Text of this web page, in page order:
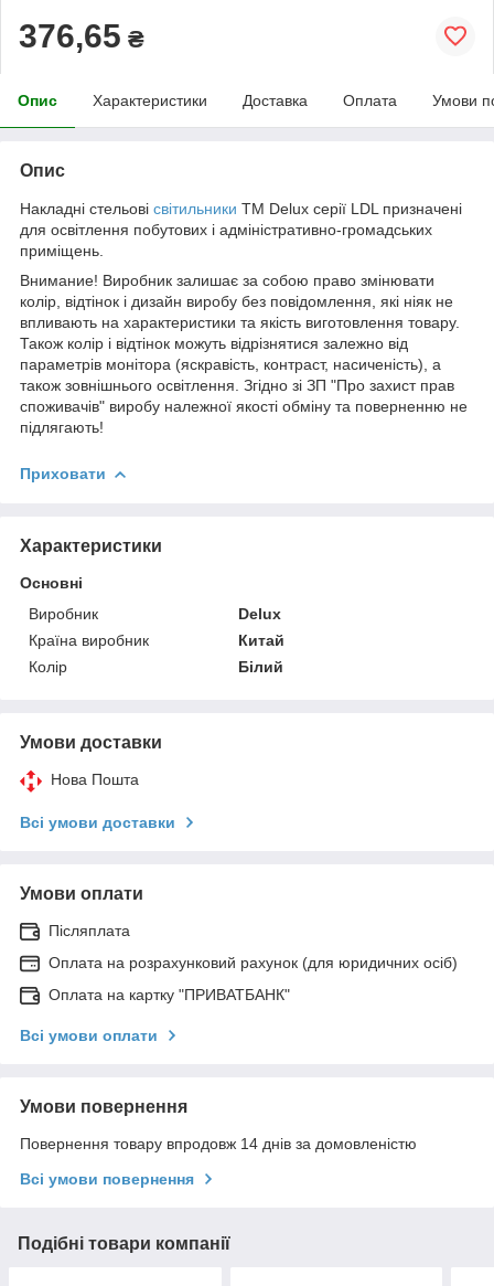
376,65 ₴
Опис Характеристики Доставка Оплата Умови
Опис
Накладні стельові світильники ТМ Delux серії LDL призначені
для освітлення побутових і адміністративно-громадських
приміщень.
Внимание! Виробник залишає за собою право змінювати
колір, відтінок і дизайн виробу без повідомлення, які ніяк не
впливають на характеристики та якість виготовлення товару.
Також колір і відтінок можуть відрізнятися залежно від
параметрів монітора (яскравість, контраст, насиченість), а
також зовнішнього освітлення. Згідно зі ЗП "Про захист прав
споживачів" виробу належної якості обміну та поверненню не
підлягають!
Приховати
Характеристики
Основні
Виробник
Delux
Країна виробник
Китай
Колір
Білий
Умови доставки
Нова Пошта
Всі умови доставки
Умови оплати
Післяплата
Оплата на розрахунковий рахунок (для юридичних осіб)
Оплата на картку "ПРИВАТБАНК"
Всі умови оплати
Умови повернення
Повернення товару впродовж 14 днів за домовленістю
Всі умови повернення
Подібні товари компанії